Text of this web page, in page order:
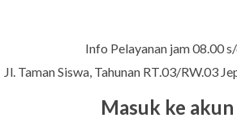
Info Pelayanan jam 08.00
Jl. Taman Siswa, Tahunan RT.03/RW.03
Masuk ke